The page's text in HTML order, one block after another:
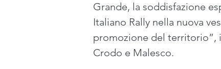
Grande, la soddisfazione
Italiano Rally nella nuova
promozione del territorio”,
Crodo e Malesco.